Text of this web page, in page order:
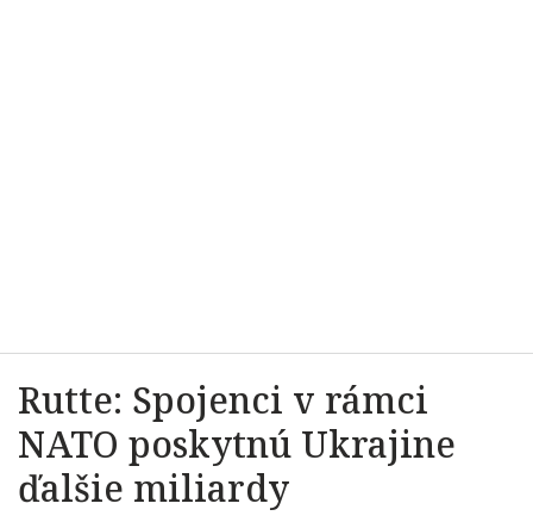
Rutte: Spojenci v rámci
NATO poskytnú Ukrajine
ďalšie miliardy